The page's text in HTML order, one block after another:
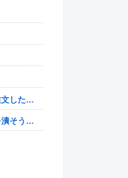
【衝撃】ジャンプストアで大量注文→キャンセルを繰り返した32歳女を逮捕 238アカウント、総額43億円超「注文したことで欲求が満たされた」
自分より才能ある同級生女子に嫉妬したアホ男子、他校や先輩にデマを吹聴して「大学進学を阻止する」と進路を潰そうと企んでるらしい